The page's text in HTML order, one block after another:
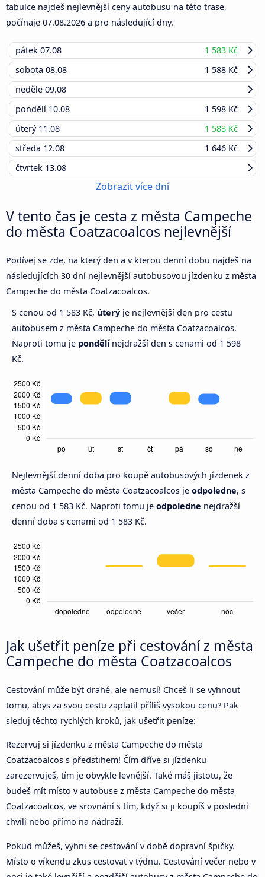
tabulce najdeš nejlevnější ceny autobusu na této trase,
počínaje 07.08.2026 a pro následující dny.
pátek 07.08
1 583 Kč
sobota 08.08
1 588 Kč
neděle 09.08
pondělí 10.08
1 598 Kč
úterý 11.08
1 583 Kč
středa 12.08
1 646 Kč
čtvrtek 13.08
Zobrazit více dní
V tento čas je cesta z města Campeche
do města Coatzacoalcos nejlevnější
Podívej se zde, na který den a v kterou denní dobu najdeš na
následujících 30 dní nejlevnější autobusovou jízdenku z města
Campeche do města Coatzacoalcos.
S cenou od 1 583 Kč, úterý je nejlevnější den pro cestu
autobusem z města Campeche do města Coatzacoalcos.
Naproti tomu je pondělínejdražší den s cenami od 1 598
Kč.
Nejlevnější denní doba pro koupě autobusových jízdenek z
města Campeche do města Coatzacoalcos je odpoledne, s
cenou od 1 583 Kč. Naproti tomu je odpoledne nejdražší
denní doba s cenami od 1 583 Kč.
Jak ušetřit peníze při cestování z města
Campeche do města Coatzacoalcos
Cestování může být drahé, ale nemusí! Chceš li se vyhnout
tomu, abys za svou cestu zaplatil příliš vysokou cenu? Pak
sleduj těchto rychlých kroků, jak ušetřit peníze:
Rezervuj si jízdenku z města Campeche do města
Coatzacoalcos s předstihem! Čím dříve si jízdenku
zarezervuješ, tím je obvykle levnější. Také máš jistotu, že
budeš mít místo v autobuse z města Campeche do města
Coatzacoalcos, ve srovnání s tím, když si ji koupíš v poslední
chvíli nebo přímo na nádraží.
Pokud můžeš, vyhni se cestování v době dopravní špičky.
Místo o víkendu zkus cestovat v týdnu. Cestování večer nebo v